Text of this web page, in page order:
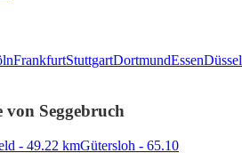
FrankfurtStuttgartDortmundEssen
von Seggebruch
- 49.22 kmGütersloh - 65.10